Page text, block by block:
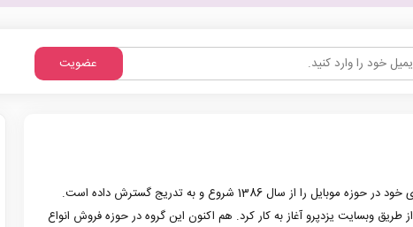
عضویت
گروه موبایل مرکزی یزد فعالیت حرفه‌ای خود در حوزه موبایل را از سال 1386 شروع و به تدریج گسترش داده است.
خدمات آنلاین این گروه از سال 1402 از طریق وبسایت یزدپرو آغاز به کار کرد. هم اکنون این گروه در حوزه فروش انواع